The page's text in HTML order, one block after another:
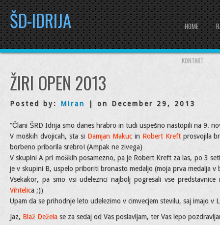
ŠD-IDRIJA HOME
KONTAKT
ŽIRI OPEN 2013
Posted by: Miran | on December 29, 2013
“Člani ŠRD Idrija smo danes hrabro in tudi uspešno nastopili na 9.
V moških dvojicah, sta si Damjan Makucin Robert Kreftprosvojila
borbeno priborila srebro! (Ampak ne zivega)
V skupini A pri moških posamezno, pa je Robert Kreft za las, po 3
je v skupini B, uspelo priboriti bronasto medaljo (moja prva medalja v
Vsekakor, pa smo vsi udeleznci najbolj pogresali vse
Vihtelica ;))
Upam da se prihodnje leto udelezimo v cimvecjem stevilu, saj imajo v
Jaz, Blaž Dežela se za sedaj od Vas poslavljam, ter Vas lepo